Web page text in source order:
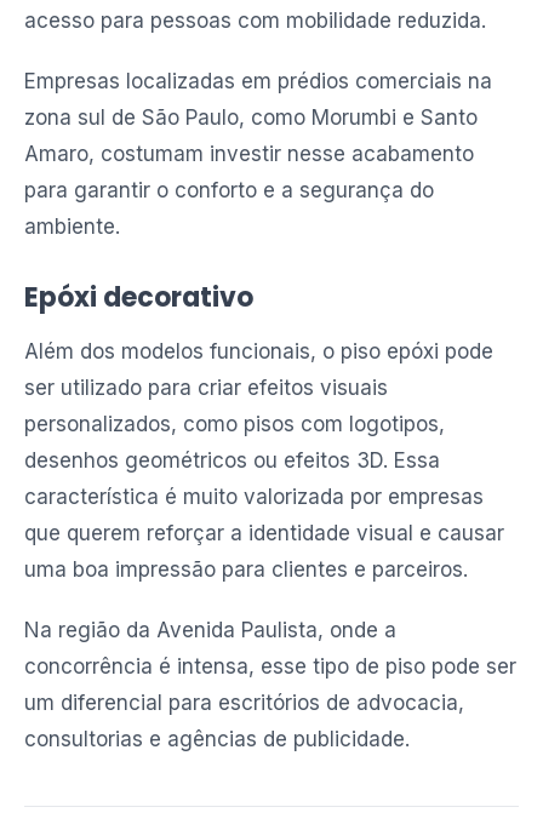
acesso para pessoas com mobilidade reduzida.
Empresas localizadas em prédios comerciais na
zona sul de São Paulo, como Morumbi e Santo
Amaro, costumam investir nesse acabamento
para garantir o conforto e a segurança do
ambiente.
Epóxi decorativo
Além dos modelos funcionais, o piso epóxi pode
ser utilizado para criar efeitos visuais
personalizados, como pisos com logotipos,
desenhos geométricos ou efeitos 3D. Essa
característica é muito valorizada por empresas
que querem reforçar a identidade visual e causar
uma boa impressão para clientes e parceiros.
Na região da Avenida Paulista, onde a
concorrência é intensa, esse tipo de piso pode ser
um diferencial para escritórios de advocacia,
consultorias e agências de publicidade.